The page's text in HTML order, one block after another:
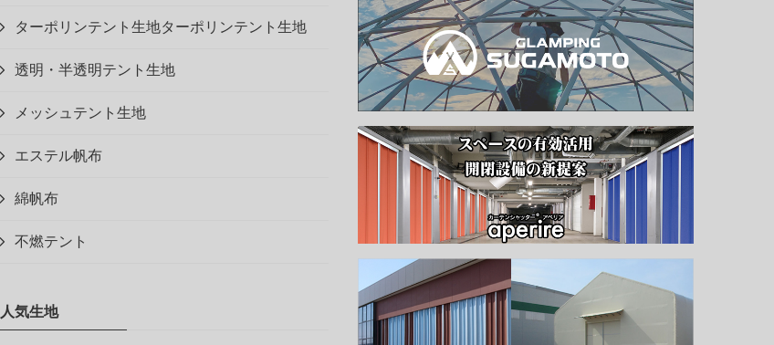
ターポリンテント生地ターポリンテント生地
透明・半透明テント生地
メッシュテント生地
エステル帆布
綿帆布
不燃テント
人気生地